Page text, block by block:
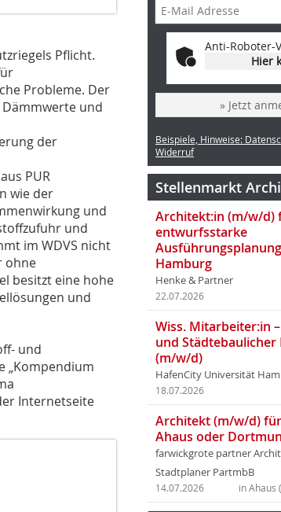
Pflicht.
Probleme. Der
Dämmwerte und
der
PUR
wie der
und
und
im WDVS nicht
ohne
besitzt eine hohe
und
und
„Kompendium
Internetseite
Anti-Roboter-
Hier
» Jetzt
Beispiele, Hinweise:
Widerruf
Stellenmarkt
Architekt:in (m/w/d)
entwurfsstarke
Hamburg
Henke & Partner
22.07.2026
Wiss. Mitarbeiter:in
und
(m/w/d)
HafenCity Universität
18.07.2026
Architekt (m/w/d) für
Ahaus oder
farwickgrote partner
Stadtplaner PartmbB
in Ahaus
14.07.2026